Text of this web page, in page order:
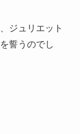
ジュリエット
誓うのでし